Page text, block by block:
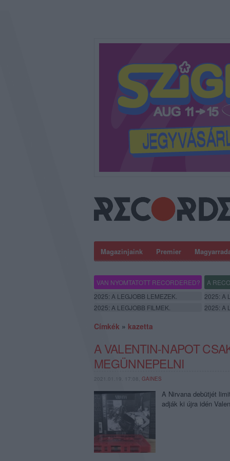
Magazinjaink Premier
VAN NYOMTATOTT RECORDERED?
A
2025: A LEGJOBB LEMEZEK.
2025: A
2025: A LEGJOBB FILMEK.
2025: A
Címkék » kazetta
A VALENTIN-NAPOT
MEGÜNNEPELNI
2021.01.19. 17:08, GAINES
A Nirvana debütjét
adják ki újra idén